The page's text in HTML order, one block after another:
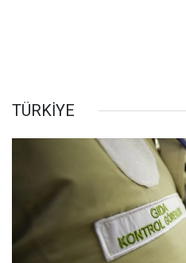
TÜRKİYE